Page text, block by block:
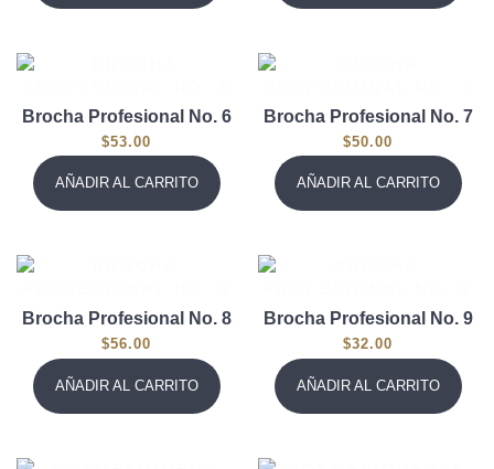
Brocha Profesional No. 6
$53.00
AÑADIR AL CARRITO
Brocha Profesional No. 7
$50.00
AÑADIR AL CARRITO
Brocha Profesional No. 8
$56.00
AÑADIR AL CARRITO
Brocha Profesional No. 9
$32.00
AÑADIR AL CARRITO